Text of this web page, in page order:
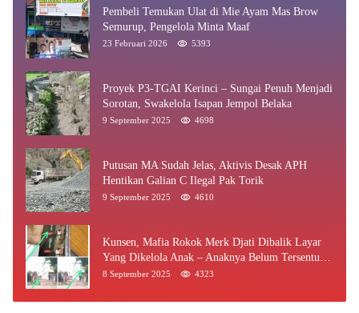
Pembeli Temukan Ulat di Mie Ayam Mas Brow
Semurup, Pengelola Minta Maaf
23 Februari 2026 5393
Proyek P3-TGAI Kerinci – Sungai Penuh Menjadi
Sorotan, Swakelola Isapan Jempol Belaka
9 September 2025 4698
Putusan MA Sudah Jelas, Aktivis Desak APH
Hentikan Galian C Ilegal Pak Torik
9 September 2025 4610
Kunsen, Mafia Rokok Merk Djati Dibalik Layar
Yang Dikelola Anak – Anaknya Belum Tersentuh
Bea Cukai Jambi
8 September 2025 4323